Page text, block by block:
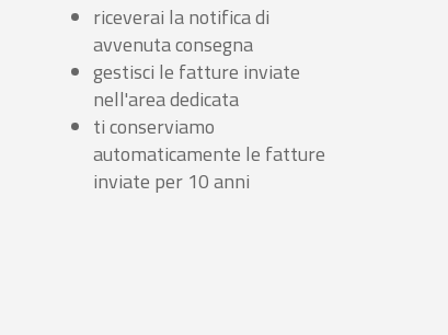
riceverai la notifica di
avvenuta consegna
gestisci le fatture inviate
nell'area dedicata
ti conserviamo
automaticamente le fatture
inviate per 10 anni